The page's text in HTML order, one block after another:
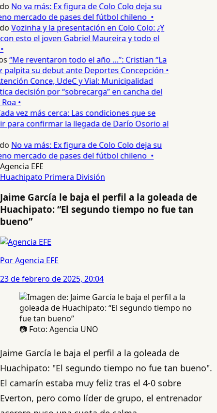
No va más: Ex figura de Colo Colo deja su
mercado de pases del fútbol chileno •
Vozinha y la presentación en Colo Colo: ¿Y
esto el joven Gabriel Maureira y todo el
“Me reventaron todo el año …”: Cristian “La
palpita su debut ante Deportes Concepción •
Conce, UdeC y Vial: Municipalidad
decisión por “sobrecarga” en cancha del
•
vez más cerca: Las condiciones que se
para confirmar la llegada de Darío Osorio al
No va más: Ex figura de Colo Colo deja su
mercado de pases del fútbol chileno •
Agencia EFE
Huachipato Primera División
Jaime García le baja el perfil a la goleada de
Huachipato: “El segundo tiempo no fue tan
bueno”
Por Agencia EFE
23 de febrero de 2025, 20:04
📷 Foto: Agencia UNO
Jaime García le baja el perfil a la goleada de
Huachipato: "El segundo tiempo no fue tan bueno".
El camarín estaba muy feliz tras el 4-0 sobre
Everton, pero como líder de grupo, el entrenador